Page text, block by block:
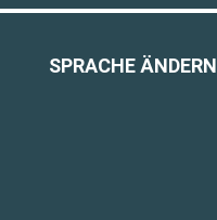
SPRACHE ÄNDERN